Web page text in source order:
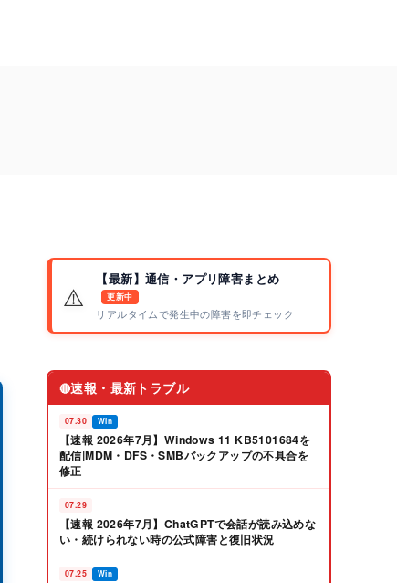
⚠️ 【最新】通信・アプリ障害まとめ
更新中
リアルタイムで発生中の障害を即チェック
🔴速報・最新トラブル
07.30 Win
【速報 2026年7月】Windows 11 KB5101684を
配信|MDM・DFS・SMBバックアップの不具合を
修正
07.29
【速報 2026年7月】ChatGPTで会話が読み込めな
い・続けられない時の公式障害と復旧状況
07.25 Win